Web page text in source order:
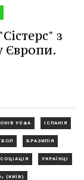
з
Європи.
УЄФА ІСПАНІЯ
БРАЗИЛІЯ
УКРАЇНЦІ
(КИЇВ)